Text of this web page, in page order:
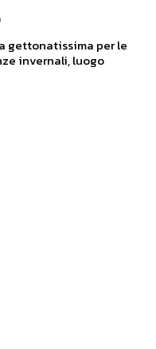
gettonatissima per le
invernali, luogo